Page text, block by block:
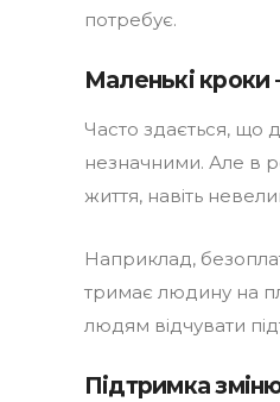
потребує.
Маленькі
Часто здається, що
незначними. Але в
життя, навіть
Наприклад,
тримає людину на
людям відчувати
Підтримка